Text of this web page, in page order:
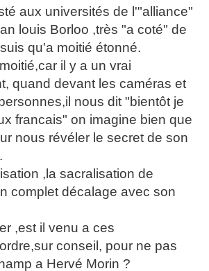
aux universités de l'"alliance"
louis Borloo ,très "a coté" de
qu'a moitié étonné.
il y a un vrai
quand devant les caméras et
nous dit "bientôt je
francais" on imagine bien que
nous révéler le secret de son
,la sacralisation de
complet décalage avec son
,est il venu a ces
conseil, pour ne pas
a Hervé Morin ?